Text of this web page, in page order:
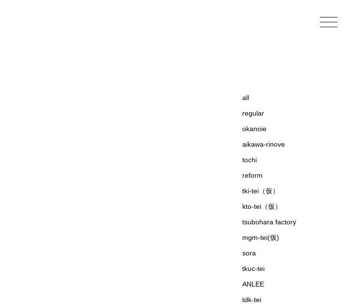
all
regular
okanoie
aikawa-rinove
tochi
reform
tki-tei（仮）
kto-tei（仮）
tsubohara factory
mgm-tei(仮)
sora
tkuc-tei
ANLEE
tdk-tei